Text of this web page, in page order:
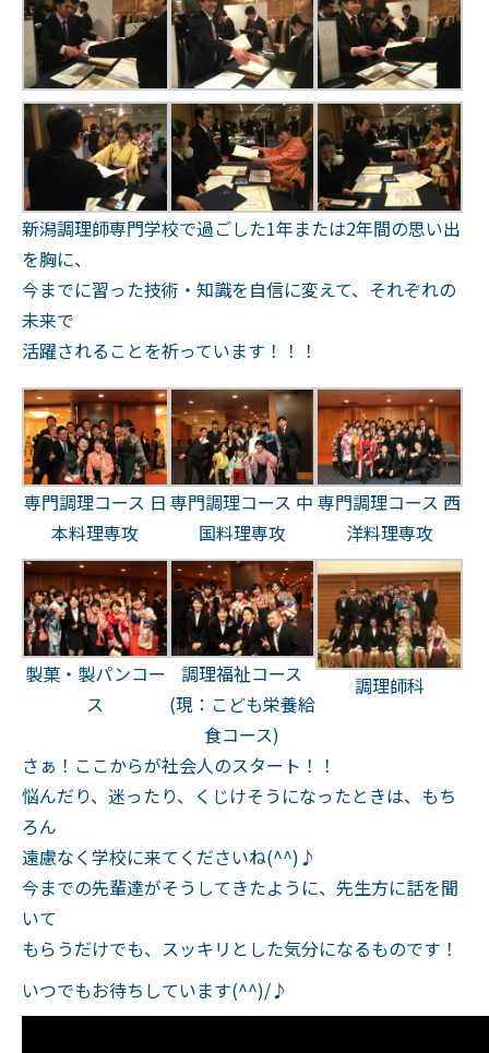
新潟調理師専門学校で過ごした1年または2年間の思い出
を胸に、
今までに習った技術・知識を自信に変えて、それぞれの
未来で
活躍されることを祈っています！！！
専門調理コース 日
本料理専攻
専門調理コース 中
国料理専攻
専門調理コース 西
洋料理専攻
製菓・製パンコー
ス
調理福祉コース
(現：こども栄養給
食コース)
調理師科
さぁ！ここからが社会人のスタート！！
悩んだり、迷ったり、くじけそうになったときは、もち
ろん
遠慮なく学校に来てくださいね(^^)♪
今までの先輩達がそうしてきたように、先生方に話を聞
いて
もらうだけでも、スッキリとした気分になるものです！
いつでもお待ちしています(^^)/♪